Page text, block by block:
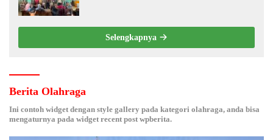
Selengkapnya
Berita Olahraga
Ini contoh widget dengan style gallery pada kategori olahraga, anda bisa
mengaturnya pada widget recent post wpberita.